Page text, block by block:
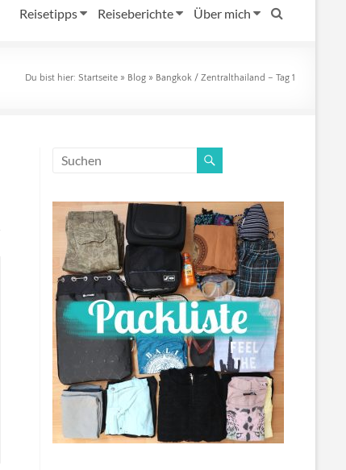
Reisetipps Reiseberichte Über mich
Du bist hier: Startseite » Blog » Bangkok / Zentralthailand – Tag 1